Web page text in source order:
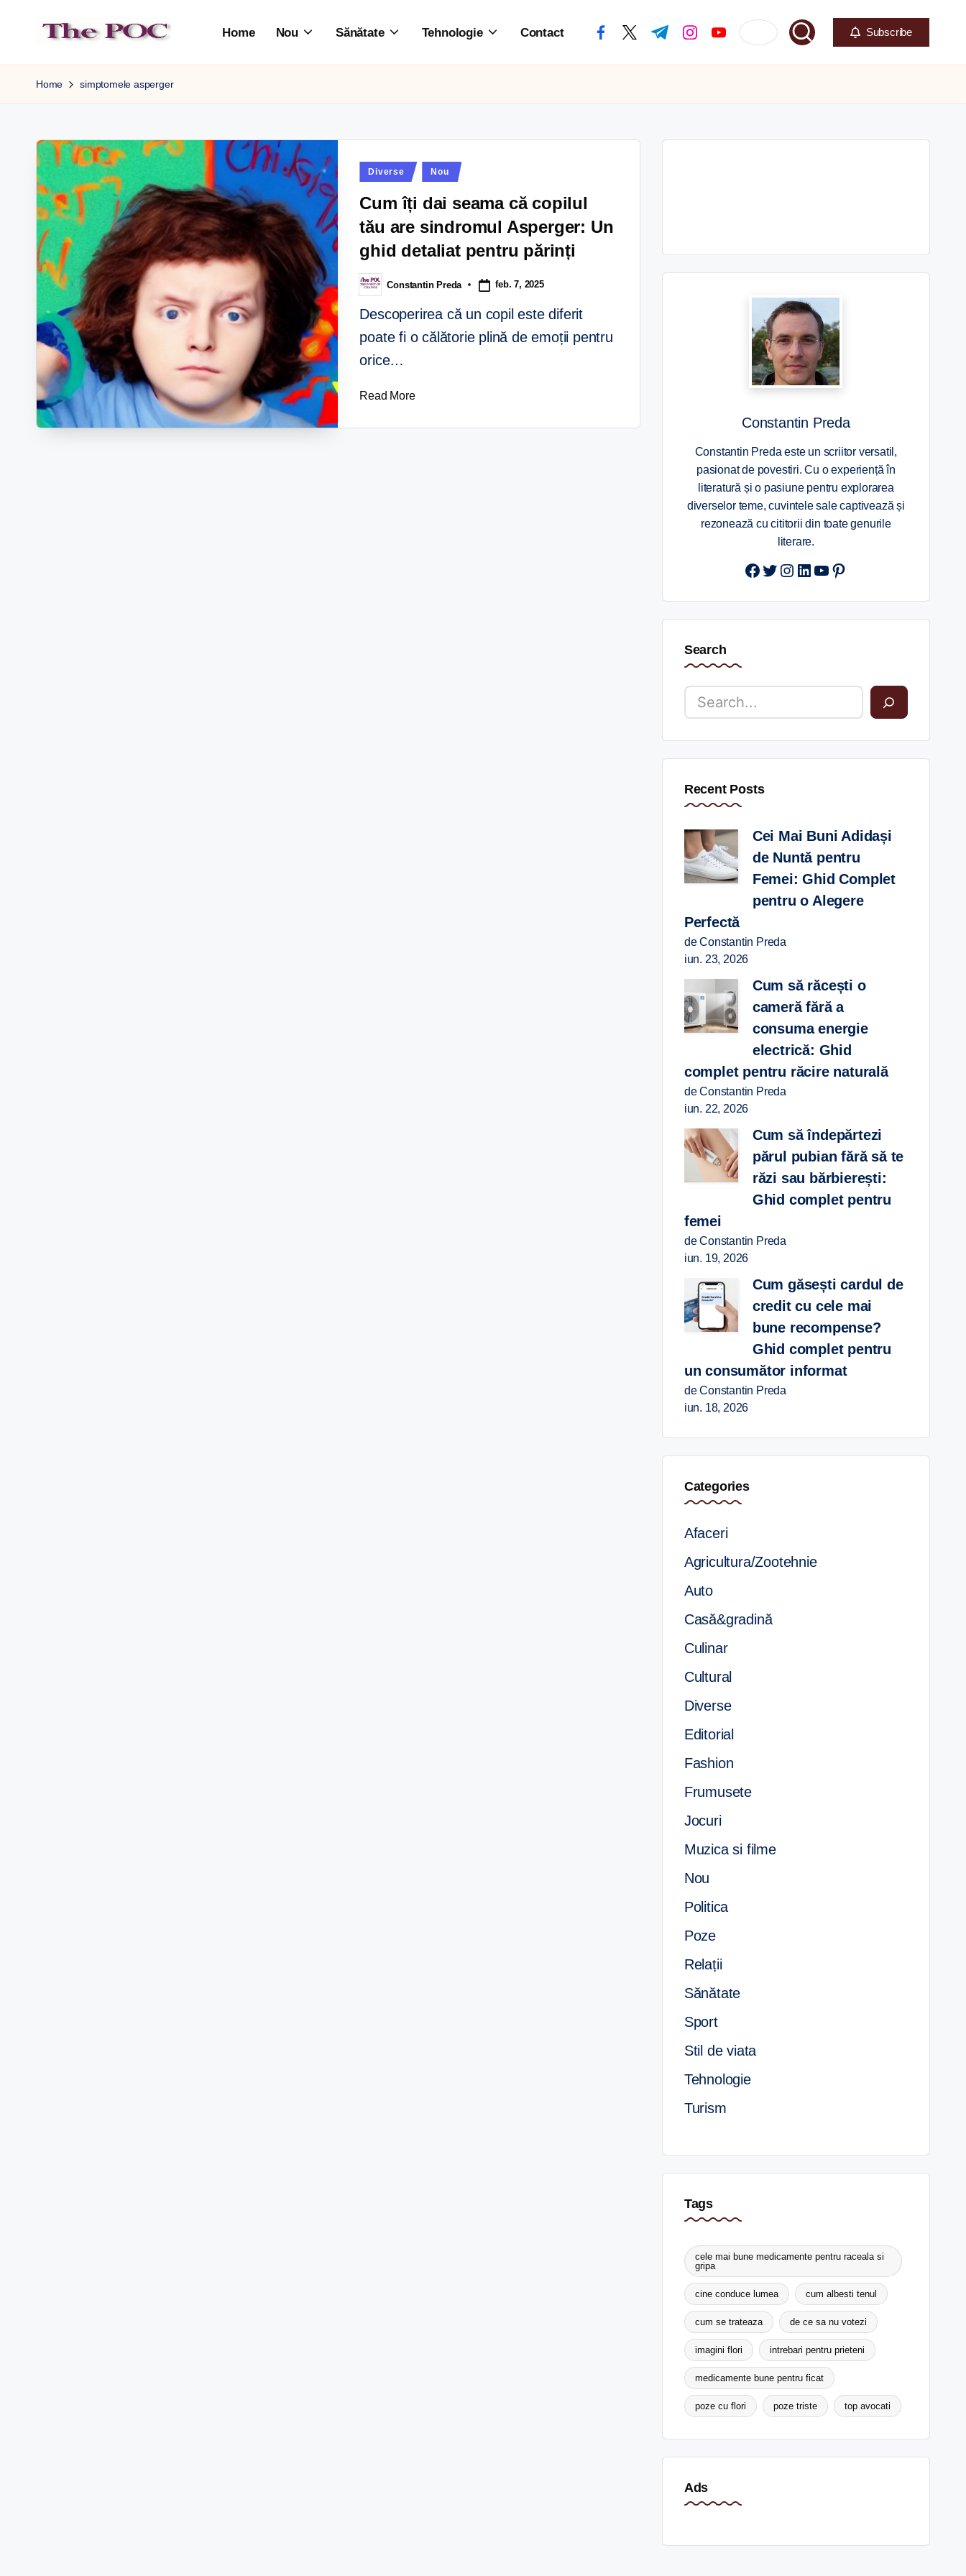
to
content
Home Nou Sănătate Tehnologie Contact Subscribe
Home simptomele asperger
Diverse Nou
Cum îți dai seama că copilul
tău are sindromul Asperger: Un
ghid detaliat pentru părinți
Constantin Preda feb. 7, 2025
Descoperirea că un copil este diferit
poate fi o călătorie plină de emoții pentru
orice…
Read More
Constantin Preda
Constantin Preda este un scriitor versatil,
pasionat de povestiri. Cu o experiență în
literatură și o pasiune pentru explorarea
diverselor teme, cuvintele sale captivează și
rezonează cu cititorii din toate genurile
literare.
Twitter
Instagram
LinkedIn
YouTube
Pinterest
Search
Recent Posts
Cei Mai Buni Adidași
de Nuntă pentru
Femei: Ghid Complet
pentru o Alegere
Perfectă
de Constantin Preda
iun. 23, 2026
Cum să răcești o
cameră fără a
consuma energie
electrică: Ghid
complet pentru răcire naturală
de Constantin Preda
iun. 22, 2026
Cum să îndepărtezi
părul pubian fără să te
răzi sau bărbierești:
Ghid complet pentru
femei
de Constantin Preda
iun. 19, 2026
Cum găsești cardul de
credit cu cele mai
bune recompense?
Ghid complet pentru
un consumător informat
de Constantin Preda
iun. 18, 2026
Categories
Afaceri
Agricultura/Zootehnie
Auto
Casă&gradină
Culinar
Cultural
Diverse
Editorial
Fashion
Frumusete
Jocuri
Muzica si filme
Nou
Politica
Poze
Relații
Sănătate
Sport
Stil de viata
Tehnologie
Turism
Tags
cele mai bune medicamente pentru raceala si
gripa
cine conduce lumea cum albesti tenul
cum se trateaza de ce sa nu votezi
imagini flori intrebari pentru prieteni
medicamente bune pentru ficat
poze cu flori poze triste top avocati
Ads